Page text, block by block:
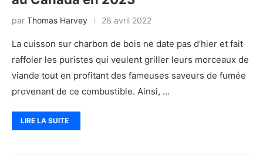
par Thomas Harvey 28 avril 2022
La cuisson sur charbon de bois ne date pas d’hier et fait
raffoler les puristes qui veulent griller leurs morceaux de
viande tout en profitant des fameuses saveurs de fumée
provenant de ce combustible. Ainsi, …
LIRE LA SUITE